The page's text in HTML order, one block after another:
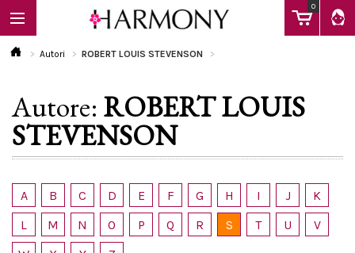
0
EBOOK
LIBRI
Calendario
Autori ROBERT LOUIS STEVENSON
Autore: ROBERT LOUIS
STEVENSON
A B C D E F G H I J
K
L
M N O P Q R S T U
V